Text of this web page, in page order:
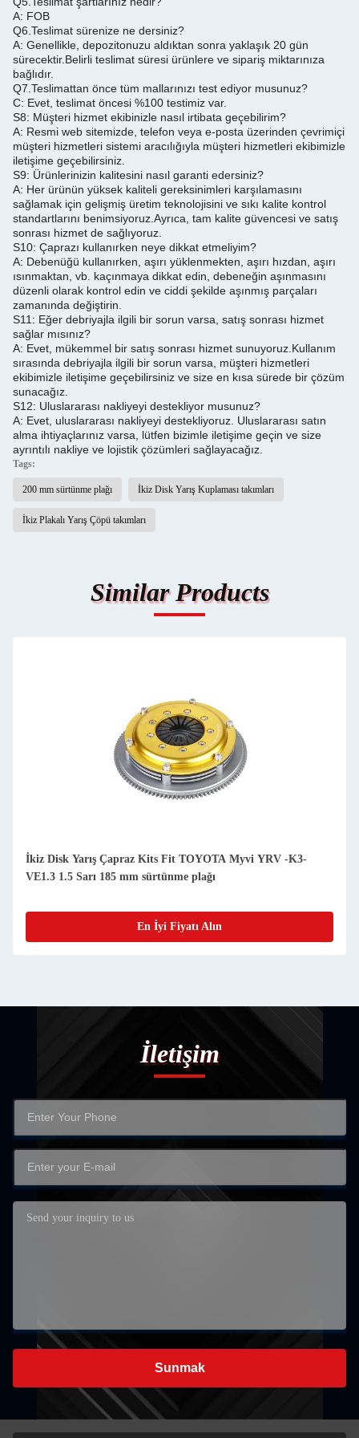
A: FOB
Q6. Teslimat sürenize ne dersiniz?
A: Genellikle, depozitonuzu aldıktan sonra yaklaşık 20 gün
sürecektir. Belirli teslimat süresi ürünlere ve sipariş miktarınıza
bağlıdır.
Q7. Teslimattan önce tüm mallarınızı test ediyor musunuz?
C: Evet, teslimat öncesi %100 testimiz var.
S8: Müşteri hizmet ekibinizle nasıl irtibata geçebilirim?
A: Resmi web sitemizde, telefon veya e-posta üzerinden çevrimiçi
müşteri hizmetleri sistemi aracılığıyla müşteri hizmetleri ekibimizle
iletişime geçebilirsiniz.
S9: Ürünlerinizin kalitesini nasıl garanti edersiniz?
A: Her ürünün yüksek kaliteli gereksinimleri karşılamasını
sağlamak için gelişmiş üretim teknolojisini ve sıkı kalite kontrol
standartlarını benimsiyoruz. Ayrıca, tam kalite güvencesi ve satış
sonrası hizmet de sağlıyoruz.
S10: Çaprazı kullanırken neye dikkat etmeliyim?
A: Debenüğü kullanırken, aşırı yüklenmekten, aşırı hızdan, aşırı
ısınmaktan, vb. kaçınmaya dikkat edin, debeneğin aşınmasını
düzenli olarak kontrol edin ve ciddi şekilde aşınmış parçaları
zamanında değiştirin.
S11: Eğer debriyajla ilgili bir sorun varsa, satış sonrası hizmet
sağlar mısınız?
A: Evet, mükemmel bir satış sonrası hizmet sunuyoruz. Kullanım
sırasında debriyajla ilgili bir sorun varsa, müşteri hizmetleri
ekibimizle iletişime geçebilirsiniz ve size en kısa sürede bir çözüm
sunacağız.
S12: Uluslararası nakliyeyi destekliyor musunuz?
A: Evet, uluslararası nakliyeyi destekliyoruz. Uluslararası satın
alma ihtiyaçlarınız varsa, lütfen bizimle iletişime geçin ve size
ayrıntılı nakliye ve lojistik çözümleri sağlayacağız.
Tags:
200 mm sürtünme plağı İkiz Disk Yarış Kuplaması takımları
İkiz Plakalı Yarış Çöpü takımları
Similar Products
İkiz Disk Yarış Çapraz Kits Fit TOYOTA Myvi YRV -K3-
VE1.3 1.5 Sarı 185 mm sürtünme plağı
En İyi Fiyatı Alın
İletişim
Sunmak